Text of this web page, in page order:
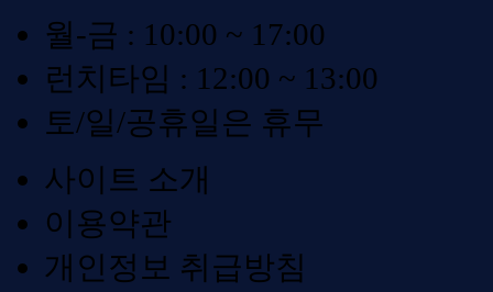
월-금 : 10:00 ~ 17:00
런치타임 : 12:00 ~ 13:00
토/일/공휴일은 휴무
사이트 소개
이용약관
개인정보 취급방침